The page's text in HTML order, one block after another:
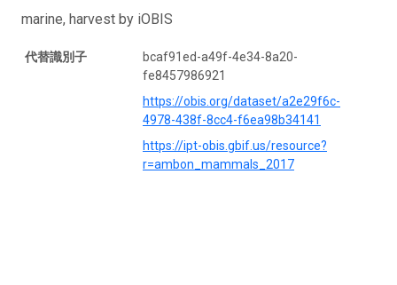
marine, harvest by iOBIS
代替識別子
bcaf91ed-a49f-4e34-8a20-
fe8457986921
https://obis.org/dataset/a2e29f6c-
4978-438f-8cc4-f6ea98b34141
https://ipt-obis.gbif.us/resource?
r=ambon_mammals_2017